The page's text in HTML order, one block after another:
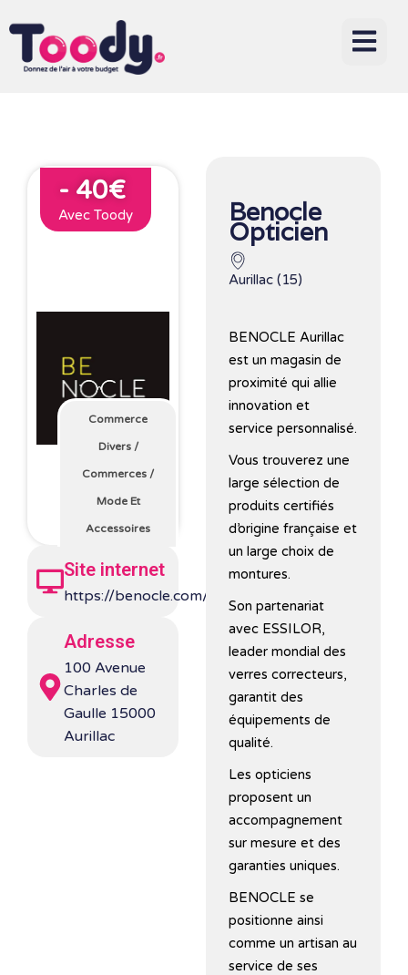
- 40€
Avec Toody
Commerce
Divers/
Commerces /
Mode Et
Accessoires
Site internet
https://benocle.com/
Adresse
100 Avenue
Charles de
Gaulle 15000
Aurillac
Benocle
Opticien
Aurillac (15)
BENOCLE Aurillac
est un magasin de
proximité qui allie
innovation et
service personnalisé.
Vous trouverez une
large sélection de
produits certifiés
d’origine française et
un large choix de
montures.
Son partenariat
avec ESSILOR,
leader mondial des
verres correcteurs,
garantit des
équipements de
qualité.
Les opticiens
proposent un
accompagnement
sur mesure et des
garanties uniques.
BENOCLE se
positionne ainsi
comme un artisan au
service de ses